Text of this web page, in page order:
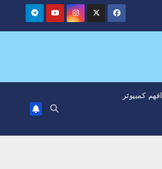
افهم كمبيوتر